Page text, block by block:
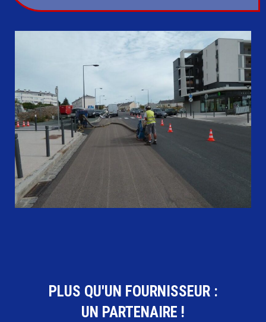
PLUS QU'UN FOURNISSEUR :
UN PARTENAIRE !